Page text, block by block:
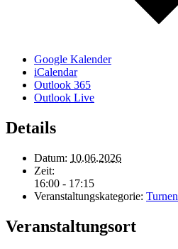
Google Kalender
iCalendar
Outlook 365
Outlook Live
Details
Datum: 10.06.2026
Zeit:
16:00 - 17:15
Veranstaltungskategorie: Turnen
Veranstaltungsort